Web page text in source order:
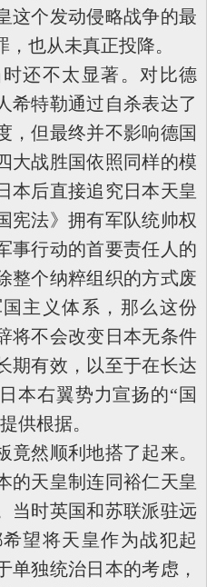
这个发动侵略战争的最
也从未真正投降。
不太显著。对比德
希特勒通过自杀表达了
，但最终并不影响德国
大战胜国依照同样的模
本后直接追究日本天皇
宪法》拥有军队统帅权
事行动的首要责任人的
整个纳粹组织的方式废
主义体系，那么这份
将不会改变日本无条件
期有效，以至于在长达
本右翼势力宣扬的“国
供根据。
然顺利地搭了起来。
的天皇制连同裕仁天皇
当时英国和苏联派驻远
望将天皇作为战犯起
单独统治日本的考虑，